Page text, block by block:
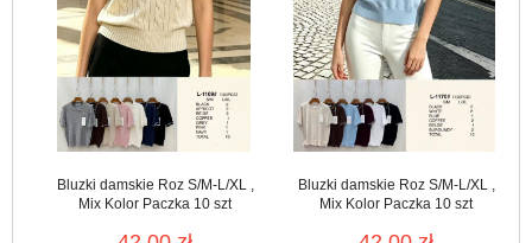
Bluzki damskie Roz S/M-L/XL ,
Mix Kolor Paczka 10 szt
Bluzki damskie Roz S/M-L/XL ,
Mix Kolor Paczka 10 szt